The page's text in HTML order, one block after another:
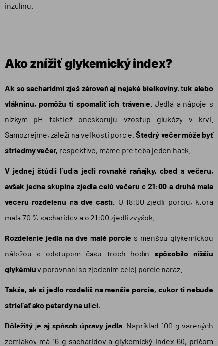
inzulínu.
Ako znížiť glykemický index?
Ak so sacharidmi zješ zároveň aj nejaké bielkoviny, tuk alebo
vlákninu, pomôžu ti spomaliť ich trávenie. Jedlá a nápoje s
nízkym pH taktiež oneskorujú vzostup glukózy v krvi.
Samozrejme, záleží na veľkosti porcie.Štedrý večer môže byť
striedmy večer, respektíve, máme pre teba jeden hack.
V jednej štúdii ľudia jedli rovnaké raňajky, obed a večeru,
avšak jedna skupina zjedla celú večeru o 21:00 a druhá mala
večeru rozdelenú na dve časti. O 18:00 zjedli porciu, ktorá
mala 70 % sacharidov a o 21:00 zjedli zvyšok.
Rozdelenie jedla na dve malé porcie s menšou glykemickou
náložou s odstupom času troch hodín spôsobilo nižšiu
glykémiu v porovnaní so zjedením celej porcie naraz.
Takže, ak si jedlo rozdelíš na menšie porcie, cukor ti nebude
strieľať ako petardy na ulici.
Dôležitý je aj spôsob úpravy jedla. Napríklad 100 g varených
zemiakov má 16 g sacharidov a glykemický index 60, pričom